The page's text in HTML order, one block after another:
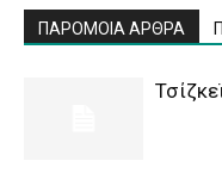
ΠΑΡΟΜΟΙΑ ΑΡΘΡΑ